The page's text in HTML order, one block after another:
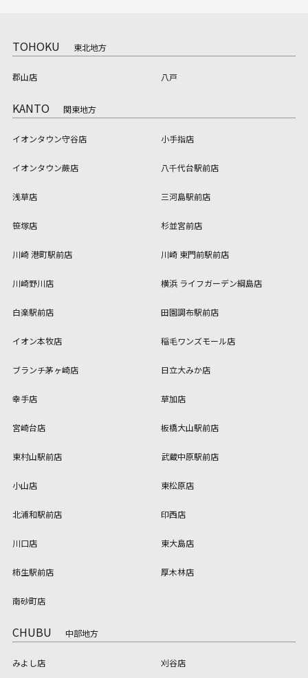
TOHOKU 東北地方
郡山店 八戸
KANTO 関東地方
イオンタウン守谷店 小手指店
イオンタウン蕨店 八千代台駅前店
浅草店 三河島駅前店
笹塚店 杉並宮前店
川崎 港町駅前店 川崎 東門前駅前店
川崎野川店 横浜 ライフガーデン綱島店
白楽駅前店 田園調布駅前店
イオン本牧店 稲毛ワンズモール店
ブランチ茅ヶ崎店 日立大みか店
幸手店 草加店
宮崎台店 板橋大山駅前店
東村山駅前店 武蔵中原駅前店
小山店 東松原店
北浦和駅前店 印西店
川口店 東大島店
柿生駅前店 厚木林店
南砂町店
CHUBU 中部地方
みよし店 刈谷店